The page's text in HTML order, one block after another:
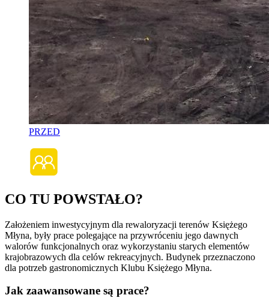
PRZED
CO TU POWSTAŁO?
Założeniem inwestycyjnym dla rewaloryzacji terenów Księżego
Młyna, były prace polegające na przywróceniu jego dawnych
walorów funkcjonalnych oraz wykorzystaniu starych elementów
krajobrazowych dla celów rekreacyjnych. Budynek przeznaczono
dla potrzeb gastronomicznych Klubu Księżego Młyna.
Jak zaawansowane są prace?